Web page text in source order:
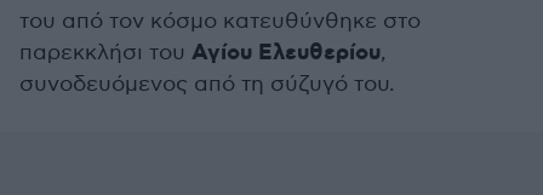
του από τον κόσμο κατευθύνθηκε στο
παρεκκλήσι του Αγίου Ελευθερίου,
συνοδευόμενος από τη σύζυγό του.